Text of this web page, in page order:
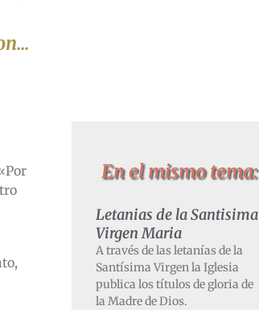
En el mismo tema:
Letanias de la Santisima
Virgen Maria
A través de las letanías de la
Santísima Virgen la Iglesia
publica los títulos de gloria de
la Madre de Dios.